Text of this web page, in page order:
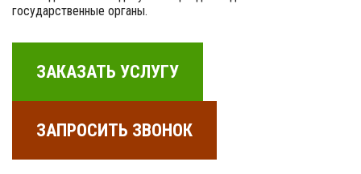
государственные органы.
ЗАКАЗАТЬ УСЛУГУ
ЗАПРОСИТЬ ЗВОНОК